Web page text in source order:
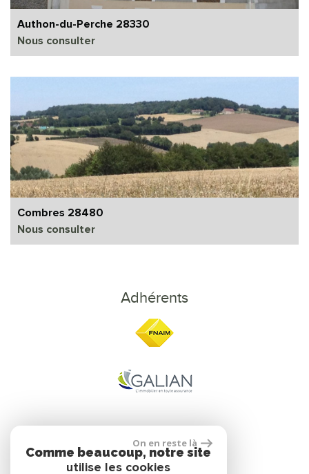
Authon-du-Perche 28330
Nous consulter
Combres 28480
Nous consulter
Adhérents
On en reste là
Comme beaucoup, notre site
utilise les cookies